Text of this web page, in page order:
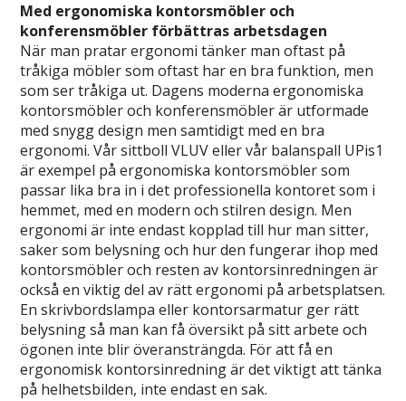
Med ergonomiska kontorsmöbler och
konferensmöbler förbättras arbetsdagen
När man pratar ergonomi tänker man oftast på
tråkiga möbler som oftast har en bra funktion, men
som ser tråkiga ut. Dagens moderna ergonomiska
kontorsmöbler och konferensmöbler är utformade
med snygg design men samtidigt med en bra
ergonomi. Vår sittboll VLUV eller vår balanspall UPis1
är exempel på ergonomiska kontorsmöbler som
passar lika bra in i det professionella kontoret som i
hemmet, med en modern och stilren design. Men
ergonomi är inte endast kopplad till hur man sitter,
saker som belysning och hur den fungerar ihop med
kontorsmöbler och resten av kontorsinredningen är
också en viktig del av rätt ergonomi på arbetsplatsen.
En skrivbordslampa eller kontorsarmatur ger rätt
belysning så man kan få översikt på sitt arbete och
ögonen inte blir överansträngda. För att få en
ergonomisk kontorsinredning är det viktigt att tänka
på helhetsbilden, inte endast en sak.